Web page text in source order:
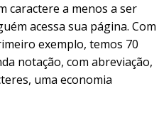
caractere a menos a ser
acessa sua página. Com
exemplo, temos 70
notação, com abreviação,
uma economia